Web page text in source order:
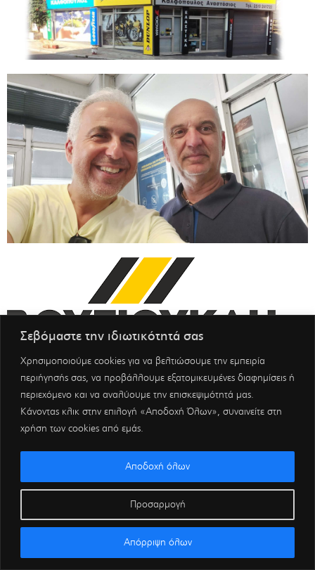
Σεβόμαστε την ιδιωτικότητά σας
Χρησιμοποιούμε cookies για να βελτιώσουμε την εμπειρία
περιήγησής σας, να προβάλλουμε εξατομικευμένες διαφημίσεις ή
περιεχόμενο και να αναλύουμε την επισκεψιμότητά μας.
Κάνοντας κλικ στην επιλογή «Αποδοχή Όλων», συναινείτε στη
χρήση των cookies από εμάς.
Προσαρμογή
Απόρριψη όλων
Αποδοχή όλων